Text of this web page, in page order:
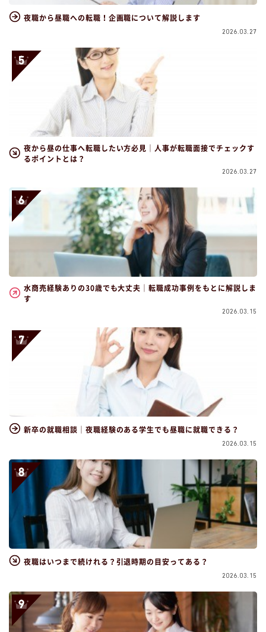
夜職から昼職への転職！企画職について解説します
2026.03.27
夜から昼の仕事へ転職したい方必見｜人事が転職面接でチェックす
るポイントとは？
2026.03.27
水商売経験ありの30歳でも大丈夫｜転職成功事例をもとに解説しま
す
2026.03.15
新卒の就職相談｜夜職経験のある学生でも昼職に就職できる？
2026.03.15
夜職はいつまで続けれる？引退時期の目安ってある？
2026.03.15